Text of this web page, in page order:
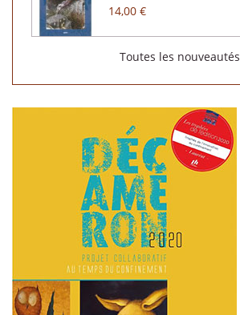
14,00 €
Toutes les nouveautés